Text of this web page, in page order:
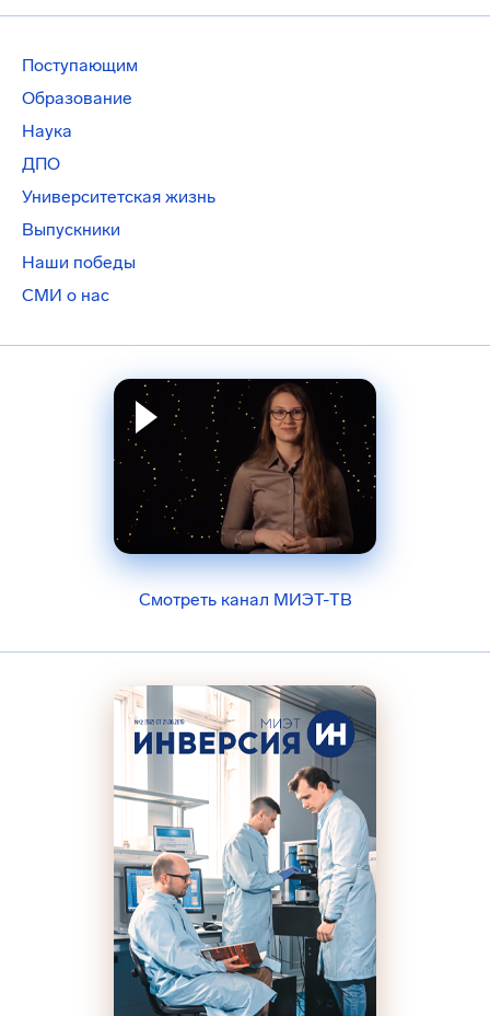
Поступающим
Образование
Наука
ДПО
Университетская жизнь
Выпускники
Наши победы
СМИ о нас
Смотреть канал МИЭТ-ТВ